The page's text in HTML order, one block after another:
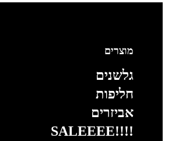
מוצרים
גלשנים
חליפות
אביזרים
!!!!SALEEEE